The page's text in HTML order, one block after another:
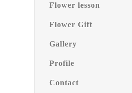
Flower lesson
Flower Gift
Gallery
Profile
Contact